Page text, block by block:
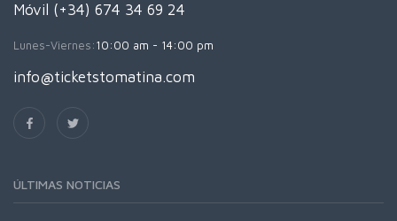
Móvil (+34) 674 34 69 24
Lunes-Viernes:10:00 am - 14:00 pm
info@ticketstomatina.com
ÚLTIMAS NOTICIAS